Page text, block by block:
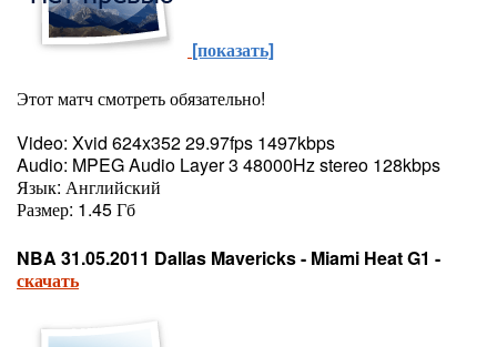
[показать]
Этот матч смотреть обязательно!
Video: Xvid 624x352 29.97fps 1497kbps
Audio: MPEG Audio Layer 3 48000Hz stereo 128kbps
Язык: Английский
Размер: 1.45 Гб
NBA 31.05.2011 Dallas Mavericks - Miami Heat G1 -
скачать